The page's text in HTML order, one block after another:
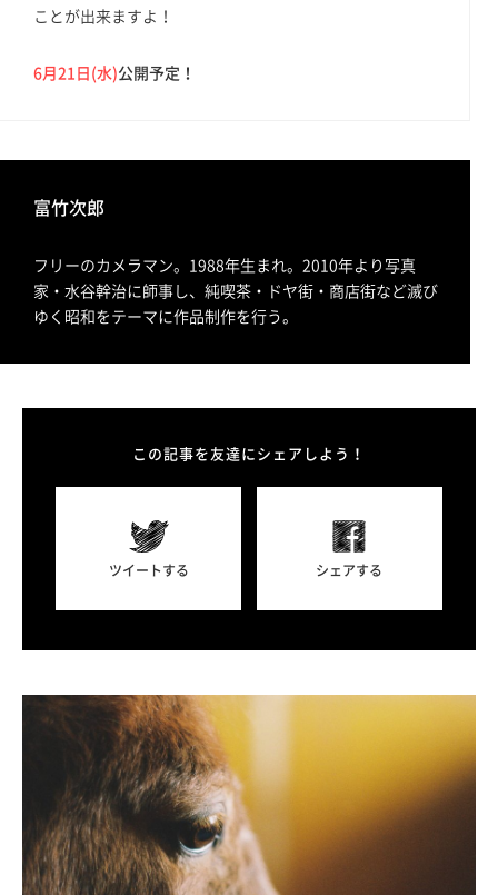
ことが出来ますよ！
6月21日(水)公開予定！
富竹次郎
フリーのカメラマン。1988年生まれ。2010年より写真
家・水谷幹治に師事し、純喫茶・ドヤ街・商店街など滅び
ゆく昭和をテーマに作品制作を行う。
この記事を友達にシェアしよう！
ツイートする シェアする